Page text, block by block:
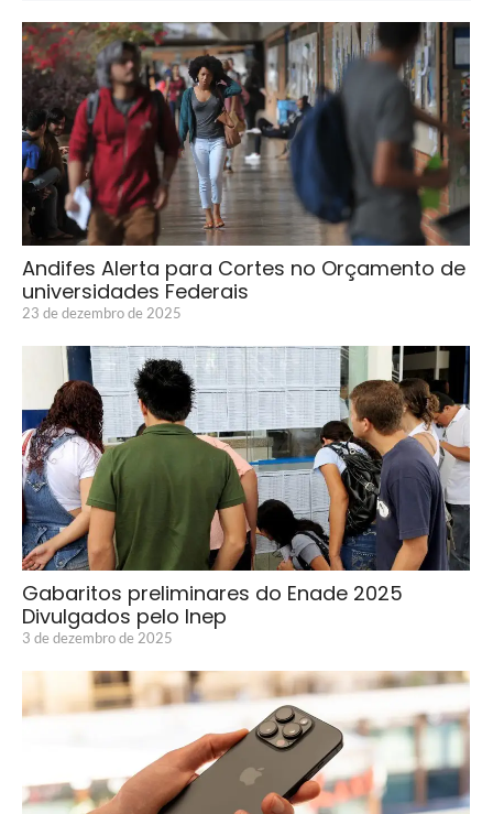
Andifes Alerta para Cortes no Orçamento de
universidades Federais
23 de dezembro de 2025
Gabaritos preliminares do Enade 2025
Divulgados pelo Inep
3 de dezembro de 2025